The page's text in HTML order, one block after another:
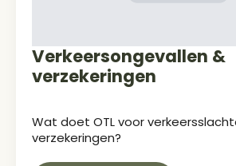
Verkeersongevallen &
verzekeringen
Wat doet OTL voor
verzekeringen?